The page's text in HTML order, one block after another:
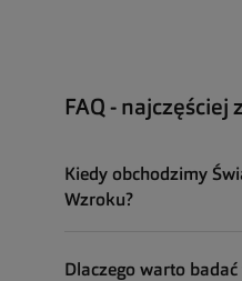
FAQ -
Kiedy obchodzimy
Wzroku?
Dlaczego warto